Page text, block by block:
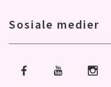
Sosiale medier
Gå til Facebook
Gå til
Gå